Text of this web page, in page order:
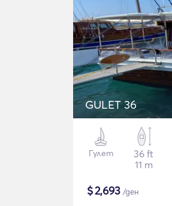
GULET 36
Гулет
36 ft
11 m
$2,693 /ден